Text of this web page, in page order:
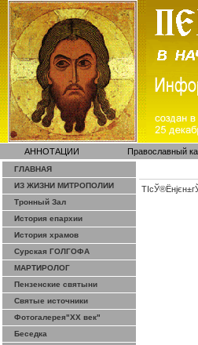
АННОТАЦИИ Православный
ГЛАВНАЯ
ИЗ ЖИЗНИ МИТРОПОЛИИ
Тронный Зал
История епархии
История храмов
Сурская ГОЛГОФА
МАРТИРОЛОГ
Пензенские святыни
Святые источники
Фотогалерея"ХХ век"
Беседка